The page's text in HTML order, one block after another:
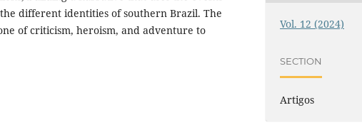
different identities of southern Brazil. The
of criticism, heroism, and adventure to
Vol. 12 (2024)
SECTION
Artigos